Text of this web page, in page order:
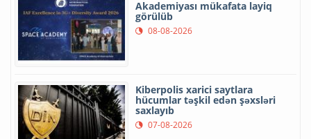
Akademiyası mükafata layiq
görülüb
08-08-2026
Kiberpolis xarici saytlara
hücumlar təşkil edən şəxsləri
saxlayıb
07-08-2026